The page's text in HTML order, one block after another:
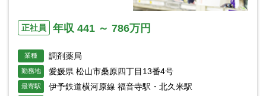
正社員 年収 441 ～ 786万円
業種 調剤薬局
勤務地 愛媛県 松山市桑原四丁目13番4号
最寄駅 伊予鉄道横河原線 福音寺駅・北久米駅